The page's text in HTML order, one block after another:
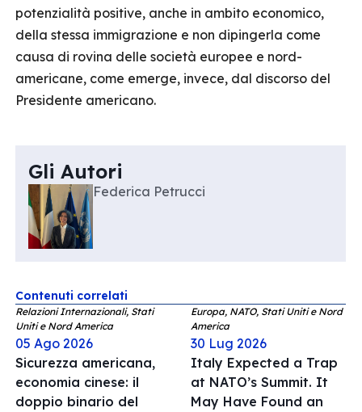
potenzialità positive, anche in ambito economico,
della stessa immigrazione e non dipingerla come
causa di rovina delle società europee e nord-
americane, come emerge, invece, dal discorso del
Presidente americano.
Gli Autori
Federica Petrucci
Contenuti correlati
Relazioni Internazionali, Stati
Uniti e Nord America
05 Ago 2026
Sicurezza americana,
economia cinese: il
doppio binario del
Europa, NATO, Stati Uniti e Nord
America
30 Lug 2026
Italy Expected a Trap
at NATO’s Summit. It
May Have Found an